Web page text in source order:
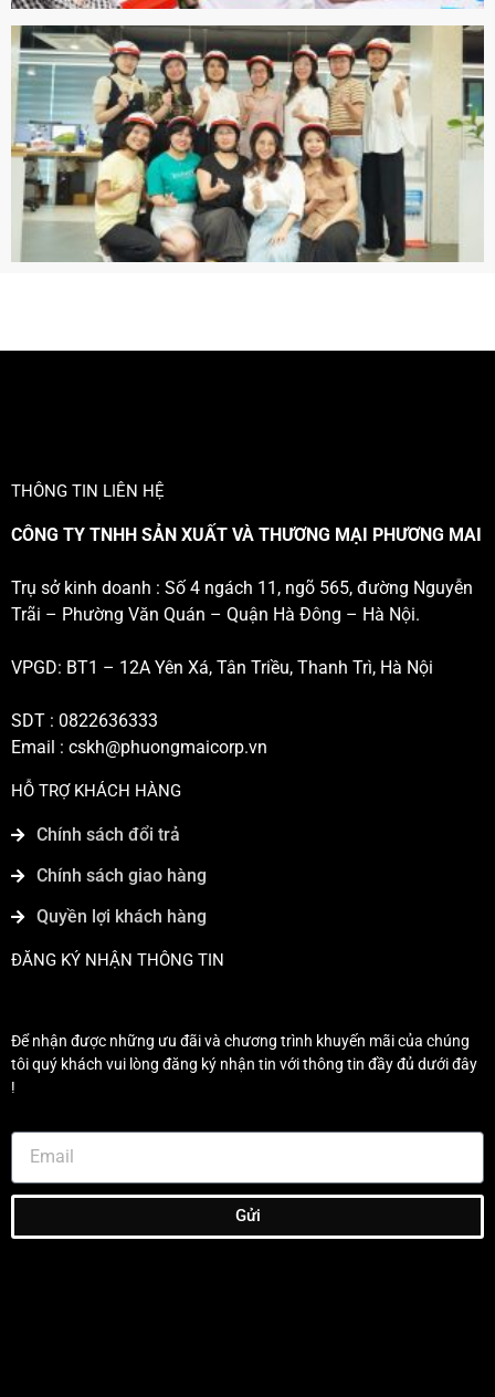
THÔNG TIN LIÊN HỆ
CÔNG TY TNHH SẢN XUẤT VÀ THƯƠNG MẠI PHƯƠNG MAI
Trụ sở kinh doanh : Số 4 ngách 11, ngõ 565, đường Nguyễn
Trãi – Phường Văn Quán – Quận Hà Đông – Hà Nội.
VPGD: BT1 – 12A Yên Xá, Tân Triều, Thanh Trì, Hà Nội
SDT : 0822636333
Email : cskh@phuongmaicorp.vn
HỖ TRỢ KHÁCH HÀNG
Chính sách đổi trả
Chính sách giao hàng
Quyền lợi khách hàng
ĐĂNG KÝ NHẬN THÔNG TIN
Để nhận được những ưu đãi và chương trình khuyến mãi của chúng
tôi quý khách vui lòng đăng ký nhận tin với thông tin đầy đủ dưới đây
!
Gửi